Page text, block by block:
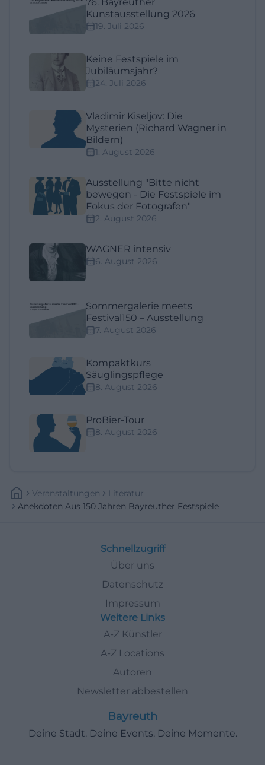
Kunstausstellung 2026
19. Juli 2026
Keine Festspiele im
Jubiläumsjahr?
24. Juli 2026
Vladimir Kiseljov: Die
Mysterien (Richard Wagner in
Bildern)
1. August 2026
Ausstellung "Bitte nicht
bewegen - Die Festspiele im
Fokus der Fotografen"
2. August 2026
WAGNER intensiv
6. August 2026
Sommergalerie meets
Festival150 – Ausstellung
7. August 2026
Kompaktkurs
Säuglingspflege
8. August 2026
ProBier-Tour
8. August 2026
Veranstaltungen
Literatur
Anekdoten Aus 150 Jahren Bayreuther Festspiele
Schnellzugriff
Über uns
Datenschutz
Impressum
Weitere Links
A-Z Künstler
A-Z Locations
Autoren
Newsletter abbestellen
Bayreuth
Deine Stadt. Deine Events. Deine Momente.